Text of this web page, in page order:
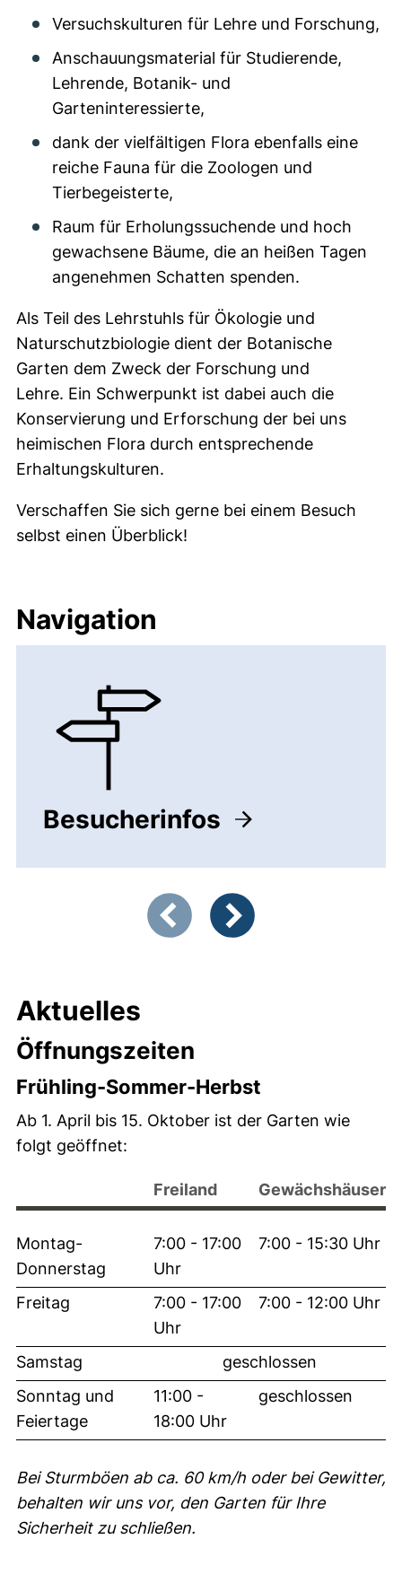
Versuchskulturen für Lehre und Forschung,
Anschauungsmaterial für Studierende,
Lehrende, Botanik- und
Garteninteressierte,
dank der vielfältigen Flora ebenfalls eine
reiche Fauna für die Zoologen und
Tierbegeisterte,
Raum für Erholungssuchende und hoch
gewachsene Bäume, die an heißen Tagen
angenehmen Schatten spenden.
Als Teil des Lehrstuhls für Ökologie und
Naturschutzbiologie dient der Botanische
Garten dem Zweck der Forschung und
Lehre. Ein Schwerpunkt ist dabei auch die
Konservierung und Erforschung der bei uns
heimischen Flora durch entsprechende
Erhaltungskulturen.
Verschaffen Sie sich gerne bei einem Besuch
selbst einen Überblick!
Navigation
Besucherinfos
Zeigt Folie 1 von 5
Aktuelles
Öffnungszeiten
Frühling-Sommer-Herbst
Ab 1. April bis 15. Oktober ist der Garten wie
folgt geöffnet:
Freiland Gewächshäuser
Montag-
Donnerstag
7:00 - 17:00
Uhr
7:00 - 15:30 Uhr
Freitag
7:00 - 17:00
Uhr
7:00 - 12:00 Uhr
Samstag
geschlossen
Sonntag und
Feiertage
11:00 -
18:00 Uhr
geschlossen
Bei Sturmböen ab ca. 60 km/h oder bei Gewitter,
behalten wir uns vor, den Garten für Ihre
Sicherheit zu schließen.